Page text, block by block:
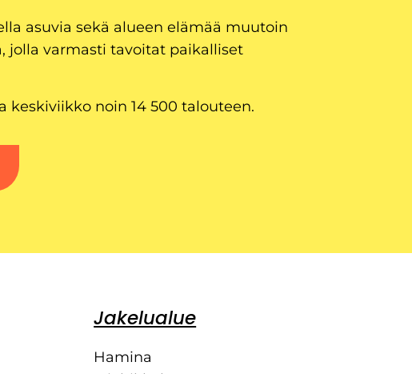
asuvia sekä alueen elämää muutoin
jolla varmasti tavoitat paikalliset
noin 14 500 talouteen.
Jakelualue
Hamina